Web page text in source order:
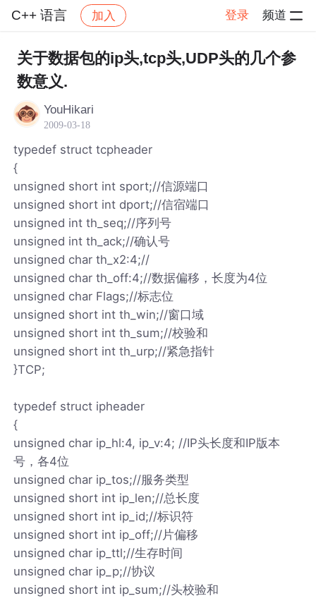
C++ 语言 加入 登录 频道
社区 C++ 语言 帖子详情
关于数据包的ip头,tcp头,UDP头的几个参
数意义.
YouHikari
2009-03-18
typedef struct tcpheader
{
unsigned short int sport;//信源端口
unsigned short int dport;//信宿端口
unsigned int th_seq;//序列号
unsigned int th_ack;//确认号
unsigned char th_x2:4;//
unsigned char th_off:4;//数据偏移，长度为4位
unsigned char Flags;//标志位
unsigned short int th_win;//窗口域
unsigned short int th_sum;//校验和
unsigned short int th_urp;//紧急指针
}TCP;
typedef struct ipheader
{
unsigned char ip_hl:4, ip_v:4; //IP头长度和IP版本
号，各4位
unsigned char ip_tos;//服务类型
unsigned short int ip_len;//总长度
unsigned short int ip_id;//标识符
unsigned short int ip_off;//片偏移
unsigned char ip_ttl;//生存时间
unsigned char ip_p;//协议
unsigned short int ip_sum;//头校验和